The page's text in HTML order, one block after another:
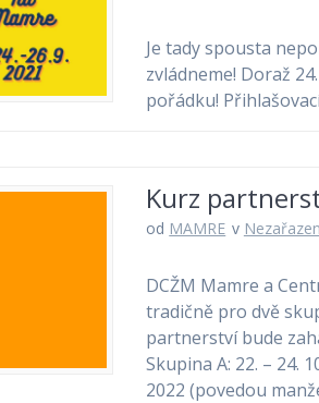
Je tady spousta
zvládneme! Doraž
pořádku!
Kurz
od MAMRE v
DCŽM Mamre a
tradičně pro dvě
partnerství bude
Skupina A: 22. – 24.
2022 (povedou